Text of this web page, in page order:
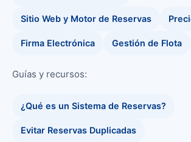
Sitio Web y Motor de Reservas
Firma Electrónica Gestión de Flota
Guías y recursos:
¿Qué es un Sistema de Reservas?
Evitar Reservas Duplicadas